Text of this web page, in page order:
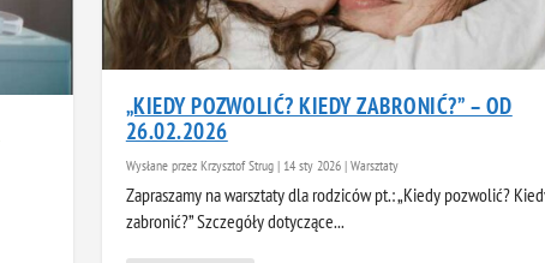
„KIEDY POZWOLIĆ? KIEDY ZABRONIĆ?” – OD
26.02.2026
Wysłane przez Krzysztof Strug| 14 sty 2026| Warsztaty
Zapraszamy na warsztaty dla rodziców pt.: „Kiedy pozwolić?
zabronić?” Szczegóły dotyczące...